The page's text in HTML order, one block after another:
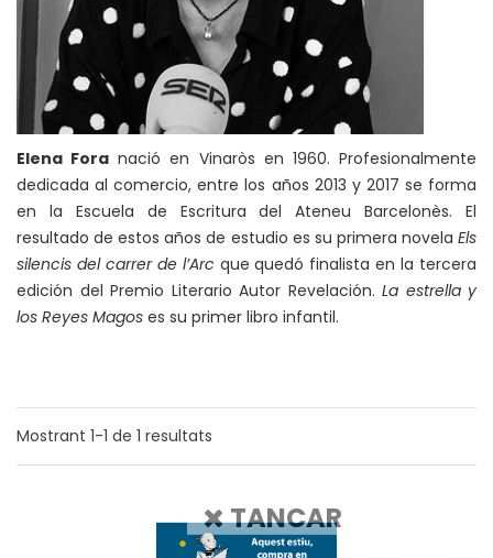
Elena Fora nació en Vinaròs en 1960. Profesionalmente
dedicada al comercio, entre los años 2013 y 2017 se forma
en la Escuela de Escritura del Ateneu Barcelonès. El
resultado de estos años de estudio es su primera novela Els
silencis del carrer de l’Arc que quedó finalista en la tercera
edición del Premio Literario Autor Revelación. La estrella y
los Reyes Magos es su primer libro infantil.
Mostrant 1-1 de 1 resultats
1
TANCAR